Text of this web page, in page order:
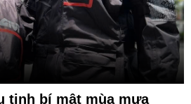
tinh bí mật mùa mưa